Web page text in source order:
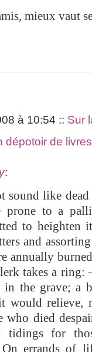
mieux vaut
à 10:54 :: Sur
dépotoir de livres
:
sound like
prone to a
to
and
annually
takes a
in the grave; a
relieve,
who died
tidings for
errands of